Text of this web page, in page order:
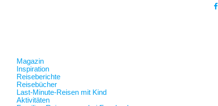
Magazin
Inspiration
Reiseberichte
Reisebücher
Last-Minute-Reisen mit Kind
Aktivitäten